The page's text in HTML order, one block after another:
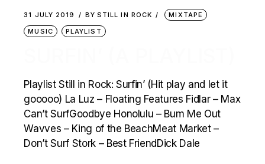
31 JULY 2019 BY STILL IN ROCK
MIXTAPE
MUSIC
PLAYLIST
Playlist Still in Rock: Surfin’ (Hit play and let it
gooooo) La Luz – Floating Features Fidlar – Max
Can’t SurfGoodbye Honolulu – Bum Me Out
Wavves – King of the BeachMeat Market –
Don’t Surf Stork – Best FriendDick Dale